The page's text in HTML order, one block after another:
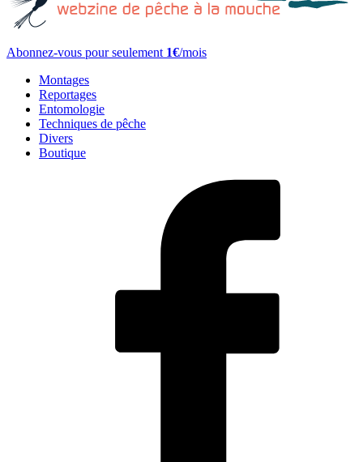
Abonnez-vous pour seulement 1€/mois
Montages
Reportages
Entomologie
Techniques de pêche
Divers
Boutique